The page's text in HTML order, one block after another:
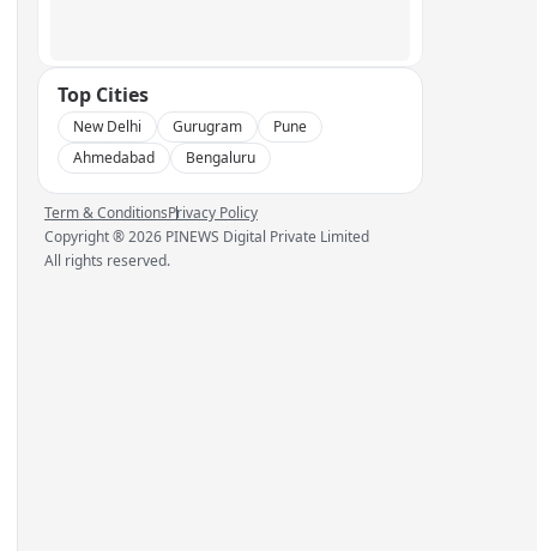
Top Cities
New Delhi Gurugram
Pune
Ahmedabad
Bengaluru
Term & ConditionsPrivacy Policy
Copyright ®2026 PINEWS Digital Private Limited
All rights reserved.